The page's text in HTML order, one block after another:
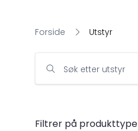
Forside Utstyr
Søk etter utstyr
Filtrer på produkttype